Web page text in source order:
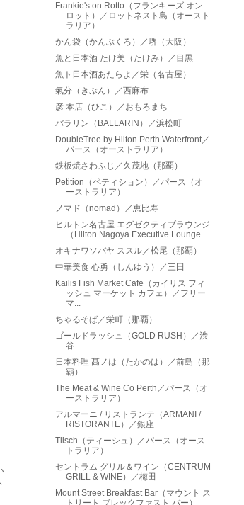
Frankie's on Rotto（フランキーズ オン
ロット）／ロットネスト島（オースト
ラリア）
かん袋（かんぶくろ）／堺（大阪）
魚と日本酒 たけ美（たけみ）／目黒
魚ト日本酒あたらよ／栄（名古屋）
氣分（きぶん）／西麻布
彦 本店（ひこ）／おもろまち
バラリン（BALLARIN）／浜松町
DoubleTree by Hilton Perth Waterfront／
パース（オーストラリア）
鉄板焼さわふじ／久茂地（那覇）
Petition（ペティション）／パース（オ
ーストラリア）
ノマド（nomad）／恵比寿
ヒルトン名古屋 エグゼクティブラウンジ
（Hilton Nagoya Executive Lounge...
オキナワソバヤ ススル／松尾（那覇）
中華美食 心勇（しんゆう）／三田
Kailis Fish Market Cafe（カイリス フィ
ッシュ マーケット カフェ）／フリー
マ...
ちゃるそば／栄町（那覇）
ゴールドラッシュ（GOLD RUSH）／渋
谷
日本料理 髙ノは（たかのは）／前島（那
覇）
The Meat & Wine Co Perth／パース（オ
ーストラリア）
アルマーニ / リストランテ（ARMANI /
RISTORANTE）／銀座
Tiisch（ティーシュ）／パース（オース
トラリア）
セントラム グリル＆ワイン（CENTRUM
GRILL & WINE）／梅田
Mount Street Breakfast Bar（マウント ス